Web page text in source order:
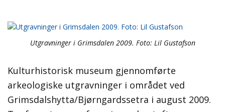
Utgravninger i Grimsdalen 2009. Foto: Lil Gustafson
Kulturhistorisk museum gjennomførte
arkeologiske utgravninger i området ved
Grimsdalshytta/Bjørngardssetra i august 2009.